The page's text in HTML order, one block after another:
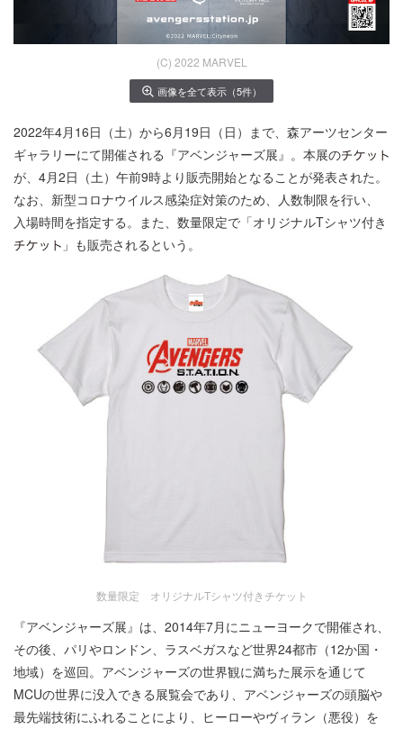
(C) 2022 MARVEL
画像を全て表示（5件）
2022年4月16日（土）から6月19日（日）まで、森アーツセンター
ギャラリーにて開催される『アベンジャーズ展』。本展の
が、4月2日（土）午前9時より販売開始となることが発表された。
なお、新型コロナウイルス感染症対策のため、人数制限を行い、
入場時間を指定する。また、数量限定で「オリジナルTシャツ付き
」も販売されるという。
数量限定 オリジナルTシャツ付きチケット
『アベンジャーズ展』は、2014年7月にニューヨークで開催され、
その後、パリやロンドン、ラスベガスなど世界24都市（12か国・
地域）を巡回。アベンジャーズの世界観に満ちた展示を通じて
MCUの世界に没入できる展覧会であり、アベンジャーズの頭脳や
最先端技術にふれることにより、ヒーローやヴィラン（悪役）を